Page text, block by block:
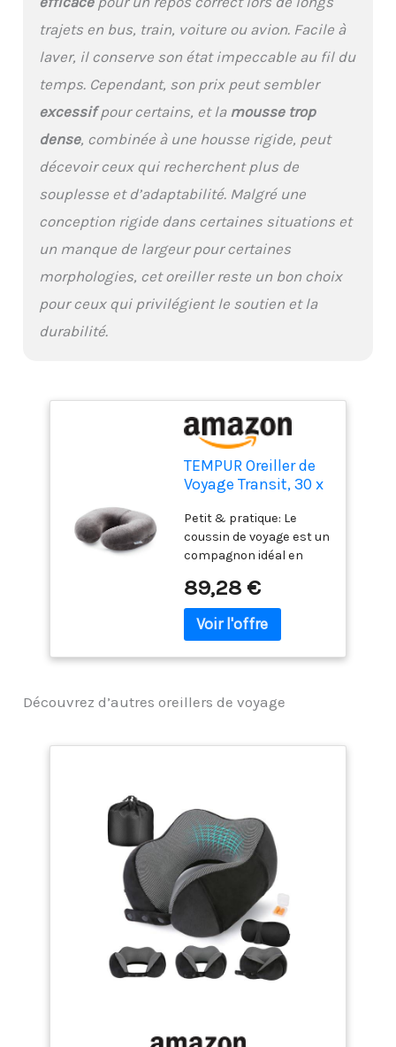
Développé pour durer,
nous garantissons tous
nos oreillers
gratuitement pendant 2
ans
trajets en bus, train, voiture ou avion. Facile à
laver, il conserve son état impeccable au fil du
temps. Cependant, son prix peut sembler
excessifpour certains, et la mousse trop
dense, combinée à une housse rigide, peut
décevoir ceux qui recherchent plus de
souplesse et d’adaptabilité. Malgré une
conception rigide dans certaines situations et
un manque de largeur pour certaines
morphologies, cet oreiller reste un bon choix
pour ceux qui privilégient le soutien et la
durabilité.
TEMPUR Oreiller de
Voyage Transit, 30 x
Anthracite
Petit & pratique: Le
coussin de voyage est un
compagnon idéal en
qu'un soutien
supplémentaire de la
nuque est nécessaire
épouse parfaitement la
ce soit en avion, en train
ou pour une sieste au
bureau, nos oreillers
cervicaux garantissent
un bon sommeil
Matériau TEMPUR: Grâce
au matériau
viscoélastique
thermosensible à
cellules ouvertes, le
équilibre optimal entre
89,28 €
Découvrez d’autres oreillers de voyage